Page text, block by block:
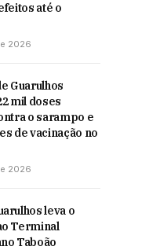
até o
2026
Guarulhos
mil doses
o sarampo e
de vacinação no
2026
leva o
Terminal
Taboão